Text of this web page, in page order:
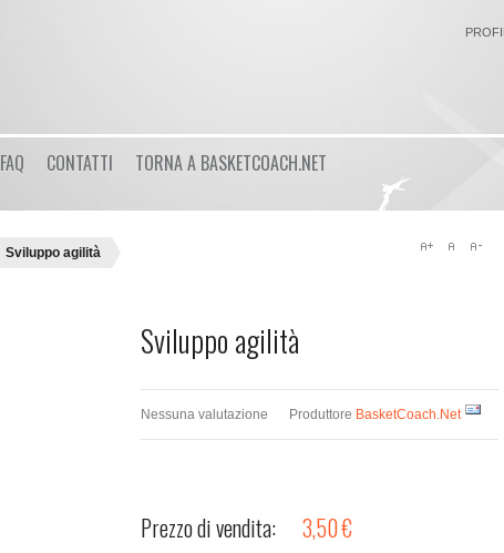
FAQ CONTATTI TORNA A BASKETCOACH.NET
Sviluppo agilità
Sviluppo agilità
Nessuna valutazione Produttore BasketCoach.Net
Prezzo di vendita: 3,50 €
LoginorRegistrati
Nome utente
Password dimenticata?
Nome utente dimenticato?